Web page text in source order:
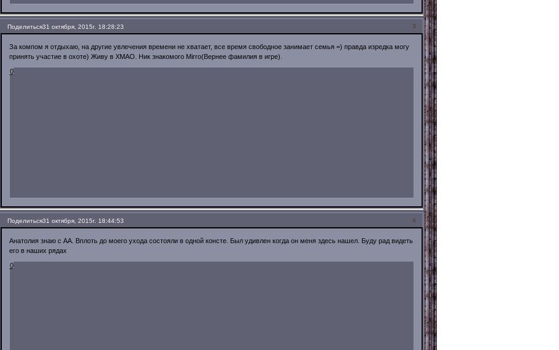
Поделиться 3
31 октября, 2015г. 18:28:23
За компом я отдыхаю, на другие увлечения времени не хватает, все время свободное занимает семья =) правда изредка могу
принять участие в охоте) Живу в ХМАО. Ник знакомого Mirro(Вернее фамилия в игре).
0
Поделиться 4
31 октября, 2015г. 18:44:53
Анатолия знаю с АА. Вплоть до моего ухода состояли в одной консте. Был удивлен когда он меня здесь нашел. Буду рад видеть
его в наших рядах
0